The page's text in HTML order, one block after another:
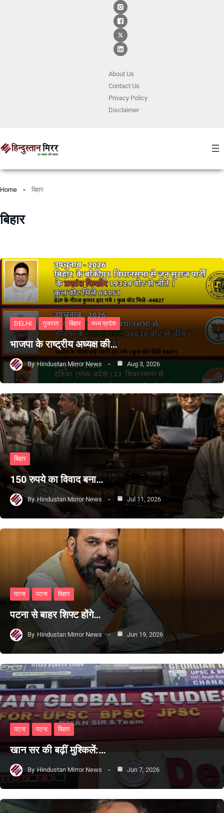
About Us
ContactUs
Privacy Policy
Disclaimer
Home बिहार
बिहार
DELHI गुजरात बिहार मध्य प्रदेश
भाजपा के राष्ट्रीय अध्यक्ष की…
By Hindustan Mirror News Aug 3, 2026
बिहार
150 रुपये का विवाद बना…
By Hindustan Mirror News Jul 11, 2026
पटना पटना बिहार
पटना से बाहर शिफ्ट होंगे…
By Hindustan Mirror News Jun 19, 2026
पटना पटना बिहार
खान सर की बढ़ीं मुश्किलें:…
By Hindustan Mirror News Jun 7, 2026